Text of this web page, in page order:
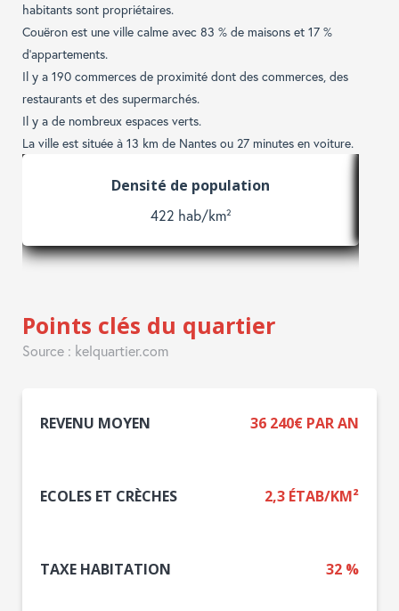
Points clés du quartier
Source : kelquartier.com
REVENU MOYEN 36 240€ PAR AN
ECOLES ET CRÈCHES 2,3 ÉTAB/KM²
TAXE HABITATION 32 %
habitants sont propriétaires.
Couëron est une ville calme avec 83 % de maisons et 17 %
d'appartements.
Il y a 190 commerces de proximité dont des commerces, des
restaurants et des supermarchés.
Il y a de nombreux espaces verts.
La ville est située à 13 km de Nantes ou 27 minutes en voiture.
Densité de population
422 hab/km²